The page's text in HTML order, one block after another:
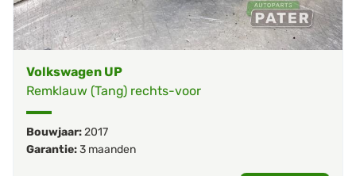
Volkswagen UP
Remklauw (Tang) rechts-voor
Bouwjaar:2017
Garantie:3 maanden